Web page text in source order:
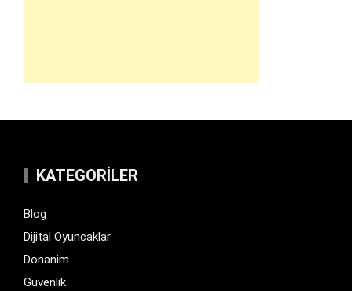
KATEGORILER
Blog
Dijital Oyuncaklar
Donanim
Güvenlik